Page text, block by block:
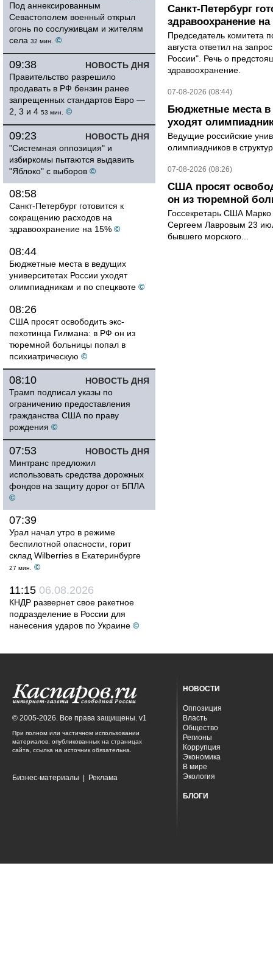
Под аннексированным
Севастополем военный открыл
огонь по сослуживцам и жителям
села 32 мин. ©
НОВОСТЬ ДНЯ
09:38
Правительство разрешило
продавать в РФ бензин ранее
запрещенных стандартов Евро —
2, 3 и 4 53 мин. ©
НОВОСТЬ ДНЯ
09:23
"Системная оппозиция" и
избиркомы пытаются выдавить
"Яблоко" с выборов ©
08:58
Санкт-Петербург готовится к
сокращению расходов на
здравоохранение на 15% ©
08:44
Бюджетные места в ведущих
университетах России уходят
олимпиадникам и по спецквоте ©
08:26
США просят освободить экс-
пехотинца Гилмана: в РФ он из
тюремной больницы попал в
психиатрическую ©
НОВОСТЬ ДНЯ
08:10
Трамп подписал указы по
ограничению предоставления
гражданства США по праву
рождения ©
НОВОСТЬ ДНЯ
07:53
Минтранс предложил
использовать средства дорожных
фондов на защиту дорог от БПЛА
©
07:39
Урал начал утро в режиме
беспилотной опасности, горит
склад Wilberries в Екатеринбурге
27 мин. ©
11:15 06.08.2026
КНДР развернет свое ракетное
подразделение в России для
нанесения ударов по Украине ©
Санкт-Петербург
здравоохранение на
Председатель комитета
августа ответил на
России". Речь о
здравоохранение.
07-08-2026 (08:44)
Бюджетные места в
уходят
Ведущие российские
олимпиадников в
07-08-2026 (08:26)
США просят
он из тюремной
Госсекретарь США
Сергеем Лавровым 23
бывшего морского...
© 2005-2026. Все права защищены. v1
При полном или частичном использовании
материалов, опубликованных на страницах
сайта, ссылка на источник обязательна.
Бизнес-материалы Реклама
НОВОСТИ
Оппозиция
Власть
Общество
Регионы
Коррупция
Экономика
В мире
Экология
БЛОГИ